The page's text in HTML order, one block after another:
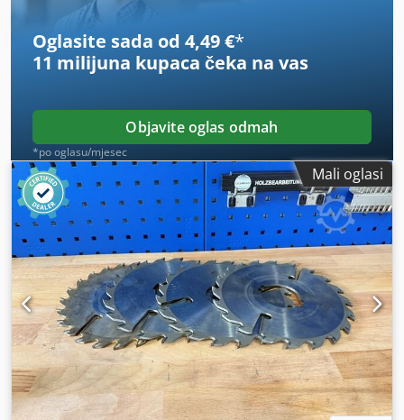
Oglasite sada od 4,49 €*
11 milijuna kupaca čeka na vas
Objavite oglas odmah
*po oglasu/mjesec
Mali oglasi